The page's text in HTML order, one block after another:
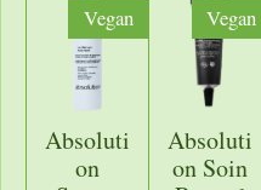
Vegan
Absoluti
on
Vegan
Absoluti
on Soin